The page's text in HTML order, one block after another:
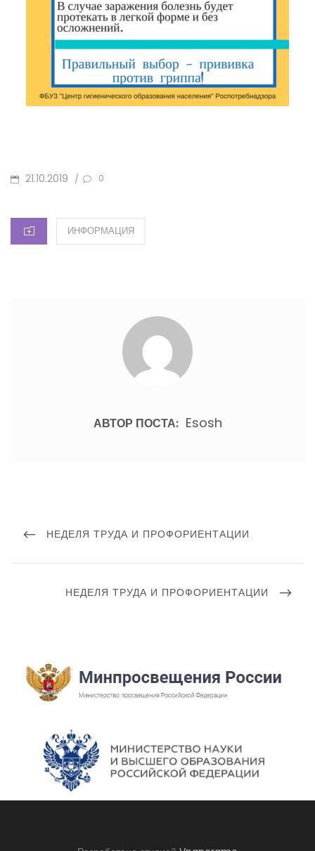
ОПУБЛИКОВАНО
21.10.2019 / 0
КАТЕГОРИИ
ИНФОРМАЦИЯ
АВТОР ПОСТА: Esosh
по
ПРЕДЫДУЩИЙ
НЕДЕЛЯ ТРУДА И ПРОФОРИЕНТАЦИИ
СЛЕДУЮЩИЙ
НЕДЕЛЯ ТРУДА И ПРОФОРИЕНТАЦИИ